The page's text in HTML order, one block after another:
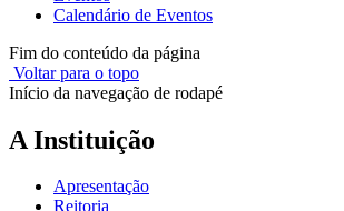
Calendário de Eventos
Fim do conteúdo da página
Voltar para o topo
Início da navegação de rodapé
A Instituição
Apresentação
Reitoria